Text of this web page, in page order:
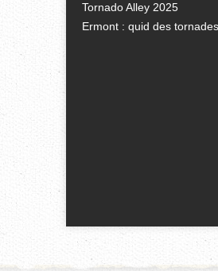
Tornado Alley 2025
Ermont : quid des